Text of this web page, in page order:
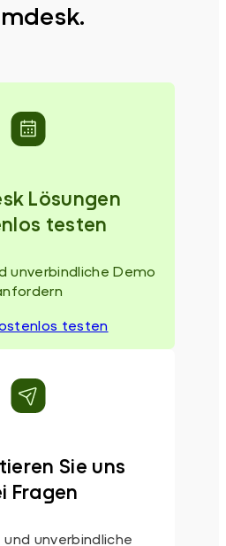
Lösungen
testen
unverbindliche Demo
testen
Sie uns
Fragen
unverbindliche